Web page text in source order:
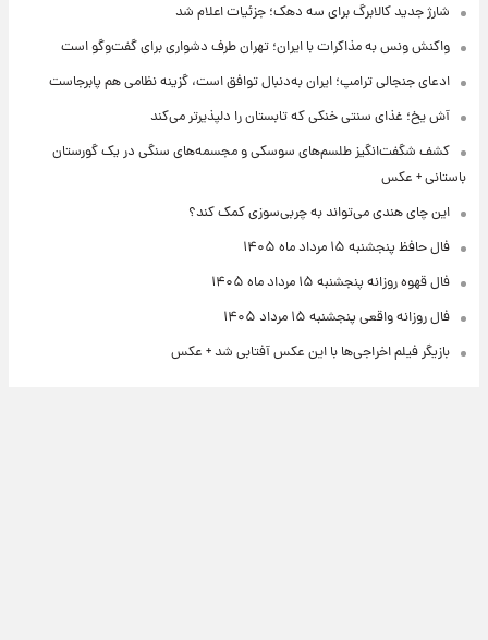
شارژ جدید کالابرگ برای سه دهک؛ جزئیات اعلام شد
واکنش ونس به مذاکرات با ایران؛ تهران طرف دشواری برای گفت‌وگو است
ادعای جنجالی ترامپ؛ ایران به‌دنبال توافق است، گزینه نظامی هم پابرجاست
آش یخ؛ غذای سنتی خنکی که تابستان را دلپذیرتر می‌کند
کشف شگفت‌انگیز طلسم‌های سوسکی و مجسمه‌های سنگی در یک گورستان
باستانی + عکس
این چای هندی می‌تواند به چربی‌سوزی کمک کند؟
فال حافظ پنجشنبه ۱۵ مرداد ماه ۱۴۰۵
فال قهوه روزانه پنجشنبه ۱۵ مرداد ماه ۱۴۰۵
فال روزانه واقعی پنجشنبه ۱۵ مرداد ۱۴۰۵
بازیگر فیلم اخراجی‌ها با این عکس آفتابی شد + عکس